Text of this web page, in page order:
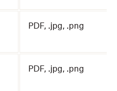
PDF, .jpg, .png
PDF, .jpg, .png